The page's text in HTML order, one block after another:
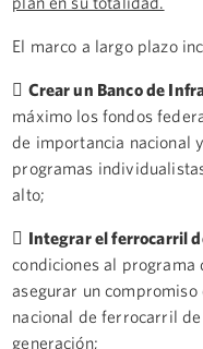
El marco a largo plazo
 Crear un Banco de
máximo los fondos
de importancia nacional
programas
alto;
 Integrar el ferrocarril
condiciones al
asegurar un
nacional de ferrocarril
generación;